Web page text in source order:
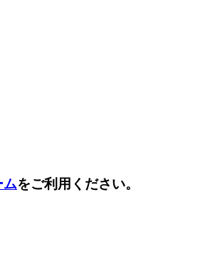
ムをご利用ください。